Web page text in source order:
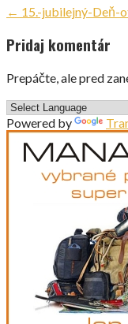
Navigácia
v
článku
← 15.-jubilejný-Deň-
Pridaj komentár
Prepáčte, ale pred
Powered by